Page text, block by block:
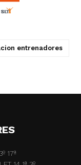
entrenadores
17ª